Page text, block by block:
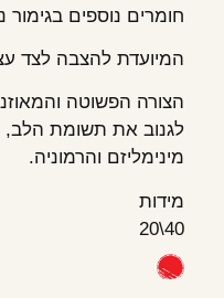
חומרים נוספים בגימור
המיועדת להצבה לצד
הצורה הפשוטה
לגנוב את תשומת הלב,
מינימליזם והרמוניה.
מידות
40\20